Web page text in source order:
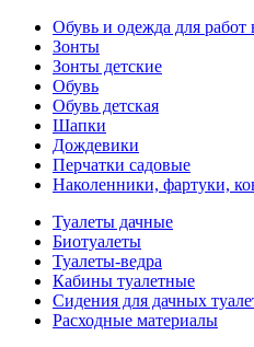
Обувь и одежда для работ
Зонты
Зонты детские
Обувь
Обувь детская
Шапки
Дождевики
Перчатки садовые
Наколенники, фартуки,
Туалеты дачные
Биотуалеты
Туалеты-ведра
Кабины туалетные
Сидения для дачных
Расходные материалы